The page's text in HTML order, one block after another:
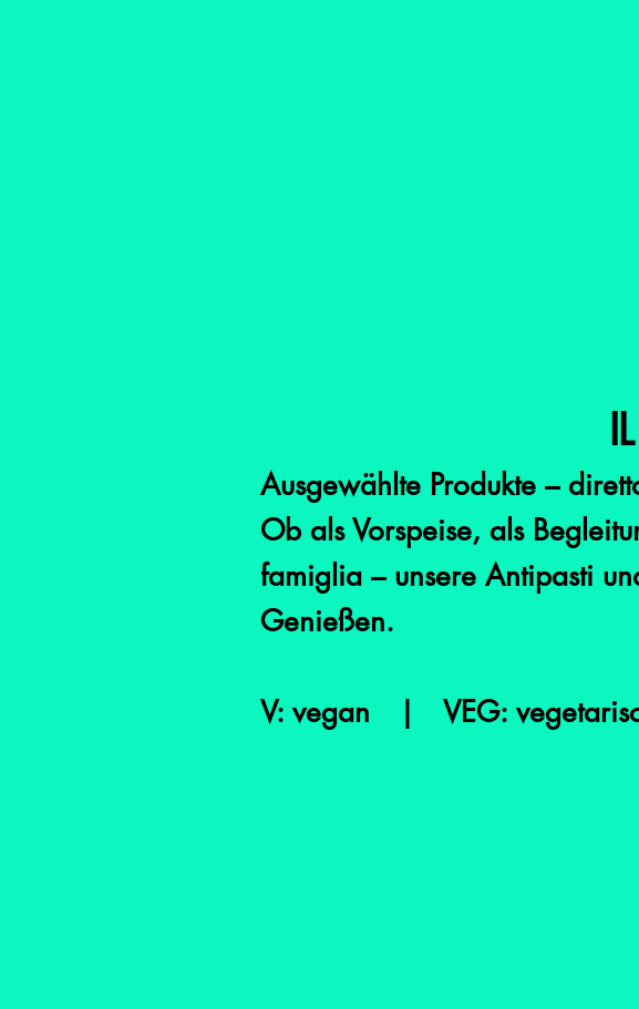
Ausgewählte Produkte –
Ob als Vorspeise, als
famiglia – unsere Antipasti
Genießen.
V: vegan | VEG: